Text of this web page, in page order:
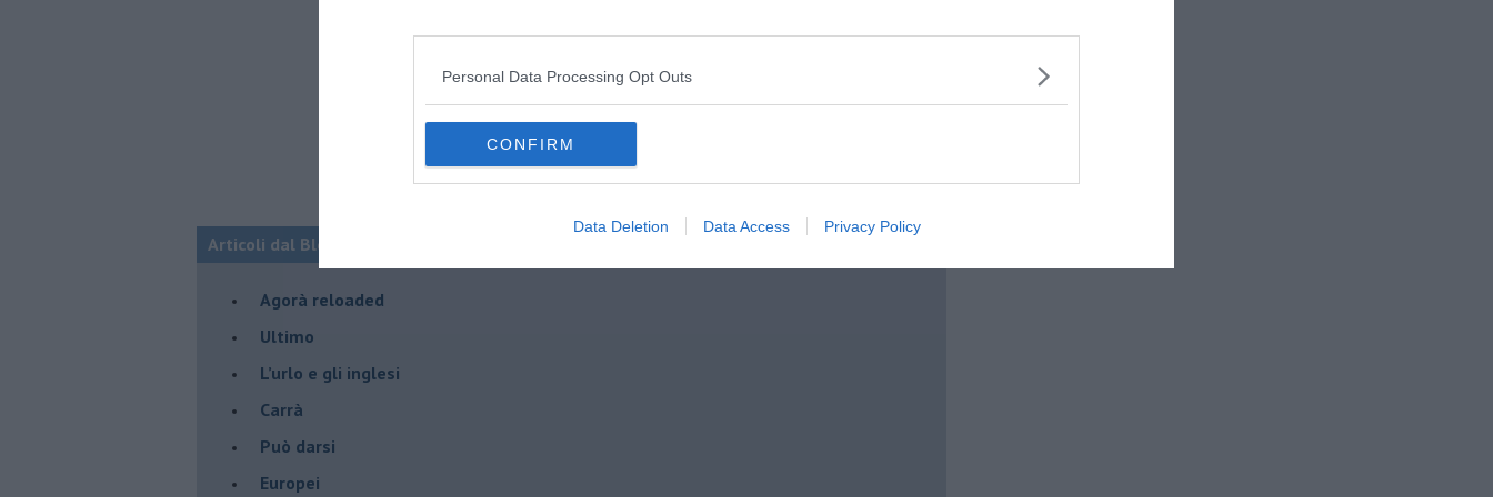
Personal Data Processing Opt Outs
CONFIRM
Data Deletion Data Access Privacy Policy
Articoli dal Blog “Pensieri della domenica” di Libero Venturi
​Agorà reloaded
Ultimo
​L’urlo e gli inglesi
Carrà
Può darsi
Europei